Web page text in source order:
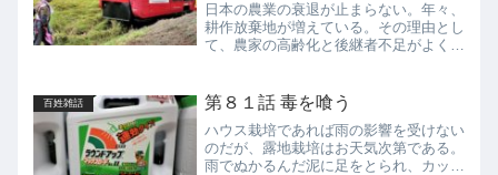
日本の農業の衰退が止まらない。年々、
耕作放棄地が増えている。その理由とし
て、農家の高齢化と後継者不足がよく言
８１万人となり、平均年齢は６６歳をこ
えている。なかでも、農業...
百姓雑話 第８１話 毒を喰う
ハウス栽培であれば雨の影響を受けない
のだが、露地栽培はお天気次第である。
雨でぬかるんだ泥に足をとられ、カッパ